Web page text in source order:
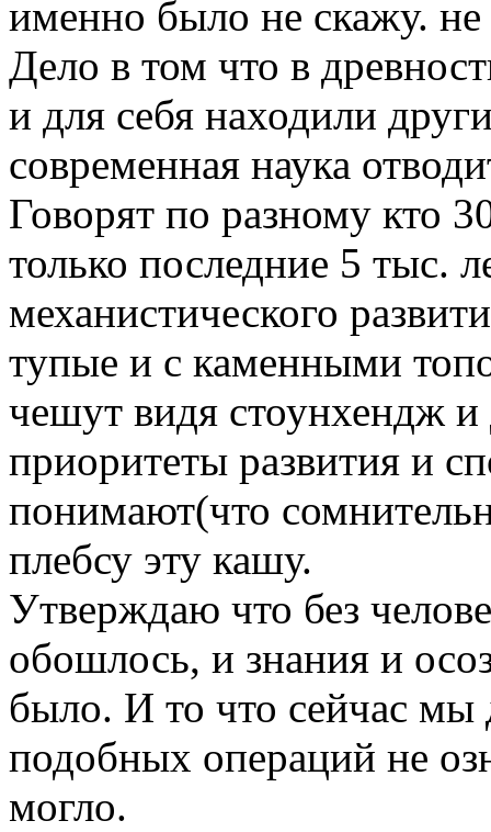
именно было не скажу.
Дело в том что в
и для себя находили
современная наука
Говорят по разному кто
только последние 5 тыс.
механистического
тупые и с каменными
чешут видя стоунхендж
приоритеты развития и
понимают(что
плебсу эту кашу.
Утверждаю что без
обошлось, и знания и
было. И то что сейчас мы
подобных операций не
могло.